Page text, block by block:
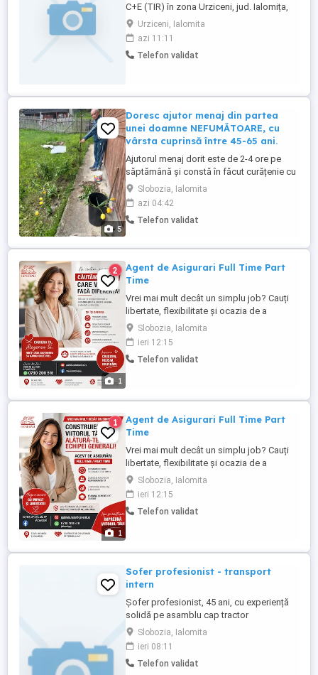
C+E (TIR) în zona Urziceni, jud. Ialomița,
pentru transport de mărfuri generale pe
teritoriul României. Oferim pachet salarial
atractiv, stabilitate și seriozitate. Alătură-te
unei echipe de încredere!
Urziceni, Ialomita
azi 11:11
Telefon validat
5
Doresc ajutor menaj din partea
unei doamne NEFUMĂTOARE, cu
vârsta cuprinsă între 45-65 ani.
Ajutorul menaj dorit este de 2-4 ore pe
săptămână și constă în făcut curățenie cu
aspiratorul, călcat lenjeria, spălat
geamurile (interior și exterior), spălat
gresia și faianța, șters parchetul de praf,
șters mobila de praf. Plata pentru munca
zilnic, ...
Slobozia, Ialomita
azi 04:42
Telefon validat
1
2
Agent de Asigurari Full Time Part
Time
Vrei mai mult decât un simplu job? Cauți
libertate, flexibilitate și ocazia de a
construi ceva al tău? Alătură-te echipei
Generali și descoperă ce înseamnă cu
adevărat să fii consultant în asigurări. De
ce să alegi această carieră? Pentru că vei
Slobozia, Ialomita
ieri 12:15
Telefon validat
1
1
Agent de Asigurari Full Time Part
Time
Vrei mai mult decât un simplu job? Cauți
libertate, flexibilitate și ocazia de a
construi ceva al tău? Alătură-te echipei
Generali și descoperă ce înseamnă cu
adevărat să fii consultant în asigurări. De
ce să alegi această carieră? Pentru că vei
Slobozia, Ialomita
ieri 12:15
Telefon validat
Sofer profesionist - transport
intern
Șofer profesionist, 45 ani, cu experiență
solidă pe asamblu cap tractor
semiremorca prelata, dețin atestat
profesional marfă (CPC), analize medicale
la zi, caziere curate, caut colaborare
stabilă pe transport intern România. Am
Slobozia, Ialomita
ieri 08:11
Telefon validat